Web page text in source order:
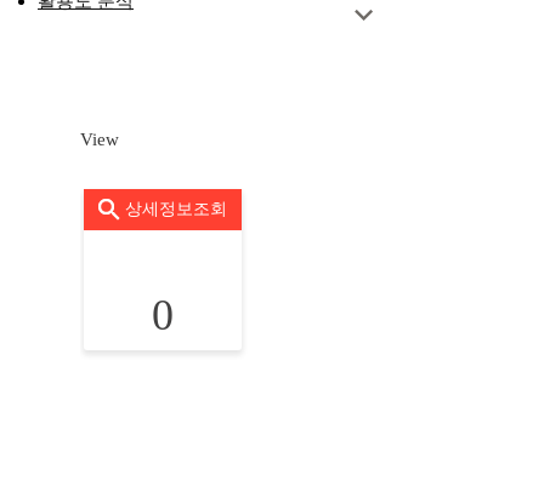
View
상세정보조회
0